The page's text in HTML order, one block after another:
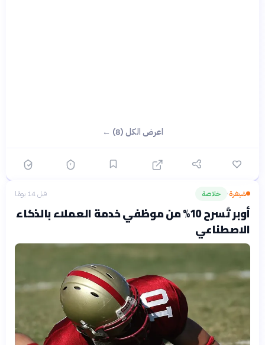
اعرض الكل (8) ←
شيفرة› خلاصة قبل 14 يومًا
أوبر تُسرح 10% من موظفي خدمة العملاء بالذكاء
الاصطناعي